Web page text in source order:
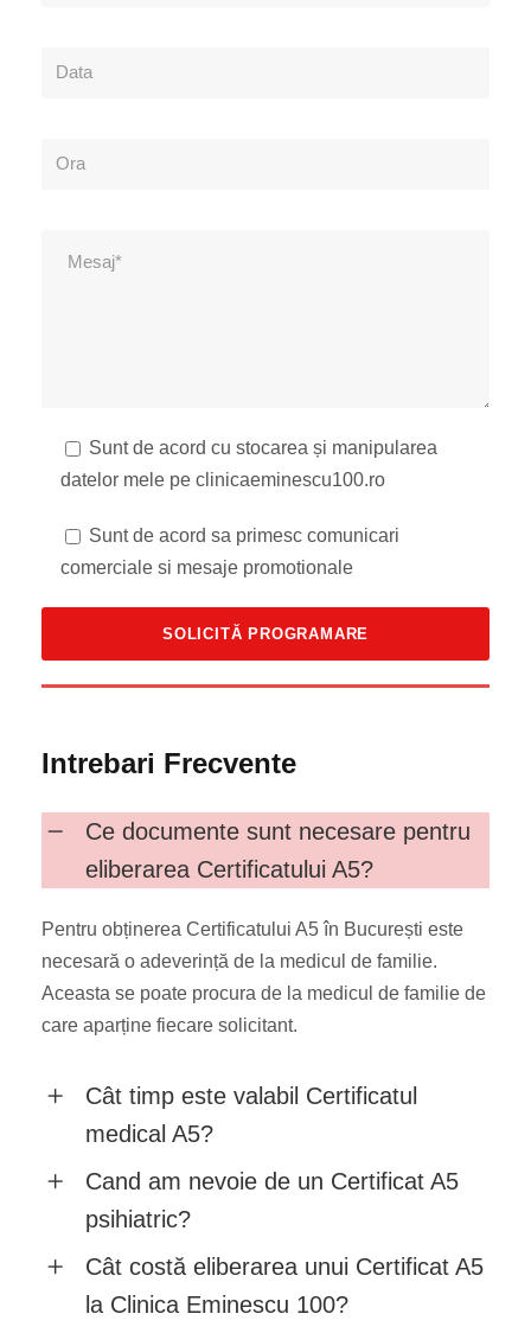
Sunt de acord cu stocarea și manipularea
datelor mele pe clinicaeminescu100.ro
Sunt de acord sa primesc comunicari
comerciale si mesaje promotionale
Intrebari Frecvente
Ce documente sunt necesare pentru
eliberarea Certificatului A5?
Pentru obținerea Certificatului A5 în București este
necesară o adeverință de la medicul de familie.
Aceasta se poate procura de la medicul de familie de
care aparține fiecare solicitant.
Cât timp este valabil Certificatul
medical A5?
Cand am nevoie de un Certificat A5
psihiatric?
Cât costă eliberarea unui Certificat A5
la Clinica Eminescu 100?